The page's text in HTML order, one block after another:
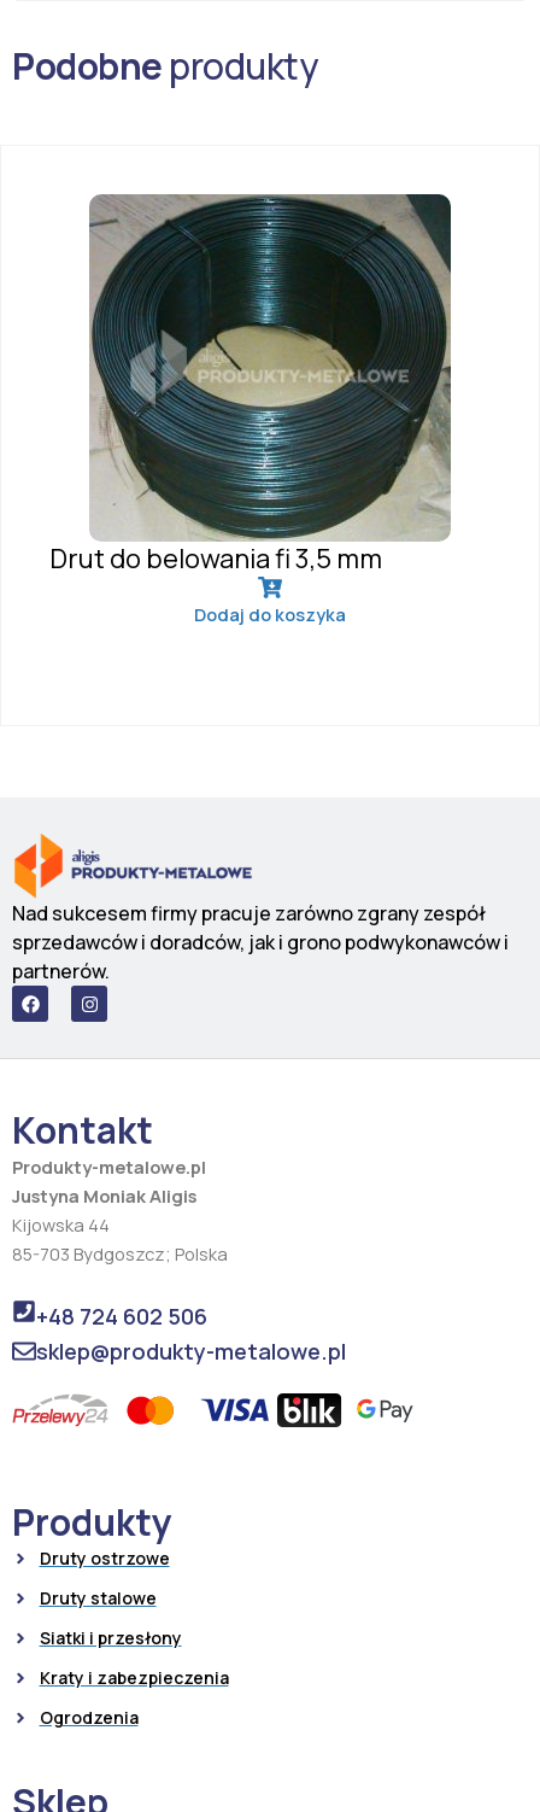
Podobneprodukty
Drut do belowania fi 3,5 mm
Dodaj do koszyka
Nad sukcesem firmy pracuje zarówno zgrany zespół
sprzedawców i doradców, jak i grono podwykonawców i
partnerów.
F
a
c
b
k
I
n
s
a
a
m
Kontakt
Produkty-metalowe.pl
Justyna Moniak Aligis
Kijowska 44
85-703 Bydgoszcz; Polska
+48 724 602 506
sklep@produkty-metalowe.pl
Produkty
Druty ostrzowe
Druty stalowe
Siatki i przesłony
Kraty i zabezpieczenia
Ogrodzenia
Sklep